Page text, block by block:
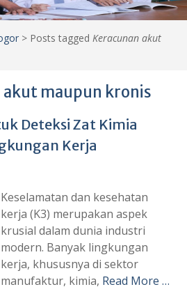
> Posts tagged Keracunan akut
akut maupun kronis
Deteksi Zat Kimia
Kerja
Keselamatan dan kesehatan
kerja (K3) merupakan aspek
krusial dalam dunia industri
modern. Banyak lingkungan
kerja, khususnya di sektor
manufaktur, kimia, Read More …